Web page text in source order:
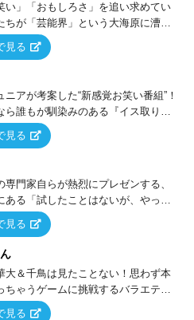
い」「おもしろさ」を追い求めてい
ちが「芸能界」という大海原に漕ぎ
新たなオモシロ人間を発掘する！
見る
ニアが考案した“新感覚お笑い番組”！
ら誰もが馴染みのある『イス取りゲ
ベースに、大喜利・ギャグ・モノボ
ど様々なお題で芸人がショートネ
合う！
見る
専門家自らが熱烈にプレゼンする、
ある「試したことはないが、やって
うなる！…ハズ」という“机上の空
芸人らがカラダを張って挑む！
見る
大＆千鳥は見たことない！思わず本
ちゃうゲームに挑戦するバラエティ
見る